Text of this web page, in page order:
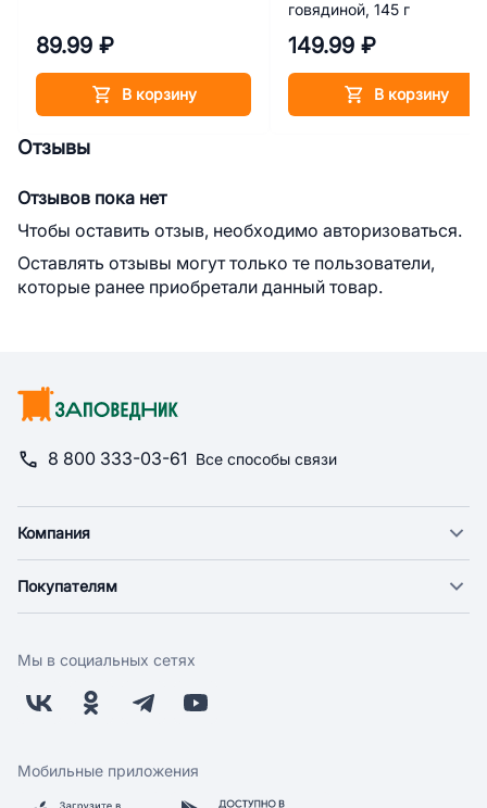
89.99 ₽
В корзину
говядиной, 145 г
149.99 ₽
В корзину
Отзывы
Отзывов пока нет
Чтобы оставить отзыв, необходимо авторизоваться.
Оставлять отзывы могут только те пользователи,
которые ранее приобретали данный товар.
8 800 333-03-61 Все способы связи
Компания
Новости
Поставщикам
Заводчикам
Обратная связь
Покупателям
Оплата
Бонусная программа
Скидки и акции
Мы в социальных сетях
Мобильные приложения